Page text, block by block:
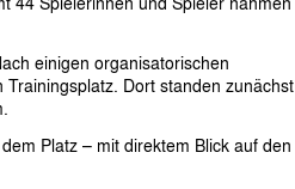
einigen organisatorischen
Dort standen zunächst
Platz – mit direktem Blick auf den